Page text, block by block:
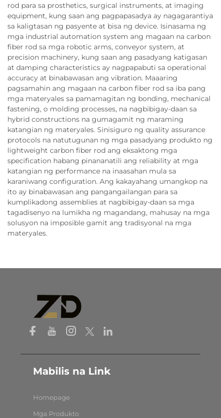
rod para sa prosthetics, surgical instruments, at imaging
equipment, kung saan ang pagpapasadya ay nagagarantiya
sa kaligtasan ng pasyente at bisa ng device. Isinasama ng
mga industrial automation system ang magaan na carbon
fiber rod sa mga robotic arms, conveyor system, at
precision machinery, kung saan ang pasadyang katigasan
at damping characteristics ay nagpapabuti sa operational
accuracy at binabawasan ang vibration. Maaaring
pagsamahin ang magaan na carbon fiber rod sa iba pang
mga materyales sa pamamagitan ng bonding, mechanical
fastening, o molding processes, na nagbibigay-daan sa
hybrid constructions na gumagamit ng maraming
katangian ng materyales. Sinisiguro ng quality assurance
protocols na natutugunan ng mga pasadyang produkto ng
lightweight carbon fiber rod ang eksaktong mga
specification habang pinananatili ang reliability at mga
katangian ng performance na inaasahan mula sa
karaniwang configuration. Ang kakayahang umangkop na
ito ay binabawasan ang pangangailangan para sa
kumplikadong assemblies at nagbibigay-daan sa mga
tagadisenyo na lumikha ng magandang, mahusay na mga
solusyon na imposible gamit ang tradisyonal na mga
materyales.
Mabilis na Link
Homepage
Mga Produkto